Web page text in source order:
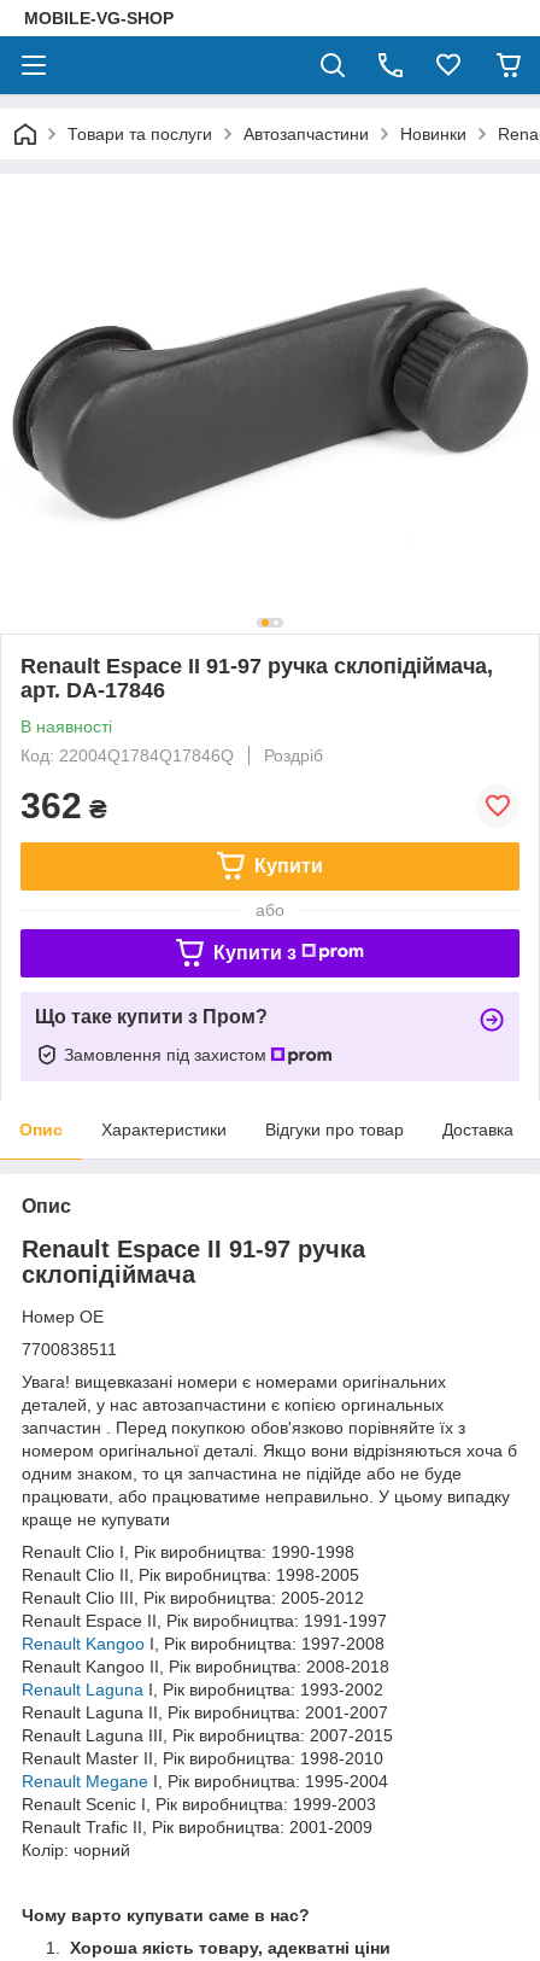
MOBILE-VG-SHOP
Товари та послуги Автозапчастини Новинки
Renault Espace II 91-97 ручка склопідіймача,
арт. DA-17846
В наявності
Код: 22004Q1784Q17846Q
Роздріб
362 ₴
Купити
або
Купити з
Що таке купити з Пром?
Замовлення під захистом
Опис Характеристики Відгуки про товар Доставка
Опис
Renault Espace II 91-97 ручка
склопідіймача
Номер OE
7700838511
Увага! вищевказані номери є номерами оригінальних
деталей, у нас автозапчастини є копією оргинальных
запчастин . Перед покупкою обов'язково порівняйте їх з
номером оригінальної деталі. Якщо вони відрізняються хоча б
одним знаком, то ця запчастина не підійде або не буде
працювати, або працюватиме неправильно. У цьому випадку
краще не купувати
Renault Clio I, Рік виробництва: 1990-1998
Renault Clio II, Рік виробництва: 1998-2005
Renault Clio III, Рік виробництва: 2005-2012
Renault Espace II, Рік виробництва: 1991-1997
Renault Kangoo I, Рік виробництва: 1997-2008
Renault Kangoo II, Рік виробництва: 2008-2018
Renault Laguna I, Рік виробництва: 1993-2002
Renault Laguna II, Рік виробництва: 2001-2007
Renault Laguna III, Рік виробництва: 2007-2015
Renault Master II, Рік виробництва: 1998-2010
Renault Megane I, Рік виробництва: 1995-2004
Renault Scenic I, Рік виробництва: 1999-2003
Renault Trafic II, Рік виробництва: 2001-2009
Колір: чорний
Чому варто купувати саме в нас?
Хороша якість товару, адекватні ціни